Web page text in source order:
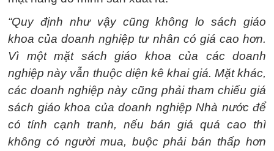
“Quy định như vậy cũng không lo sách giáo
khoa của doanh nghiệp tư nhân có giá cao hơn.
Vì một mặt sách giáo khoa của các doanh
nghiệp này vẫn thuộc diện kê khai giá. Mặt khác,
các doanh nghiệp này cũng phải tham chiếu giá
sách giáo khoa của doanh nghiệp Nhà nước để
có tính cạnh tranh, nếu bán giá quá cao thì
không có người mua, buộc phải bán thấp hơn